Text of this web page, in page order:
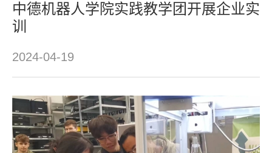
中德机器人学院实践教学团开展企业实
训
2024-04-19